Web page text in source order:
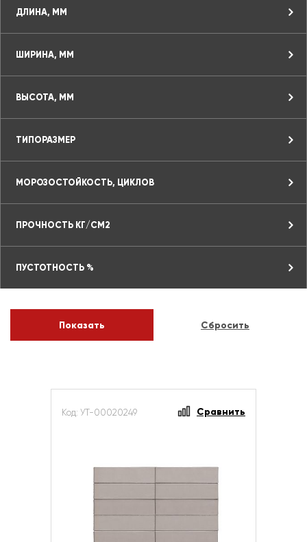
ДЛИНА, ММ
ШИРИНА, ММ
ВЫСОТА, ММ
ТИПОРАЗМЕР
МОРОЗОСТОЙКОСТЬ, ЦИКЛОВ
ПРОЧНОСТЬ КГ/СМ2
ПУСТОТНОСТЬ %
Код: УТ-00020249 Сравнить